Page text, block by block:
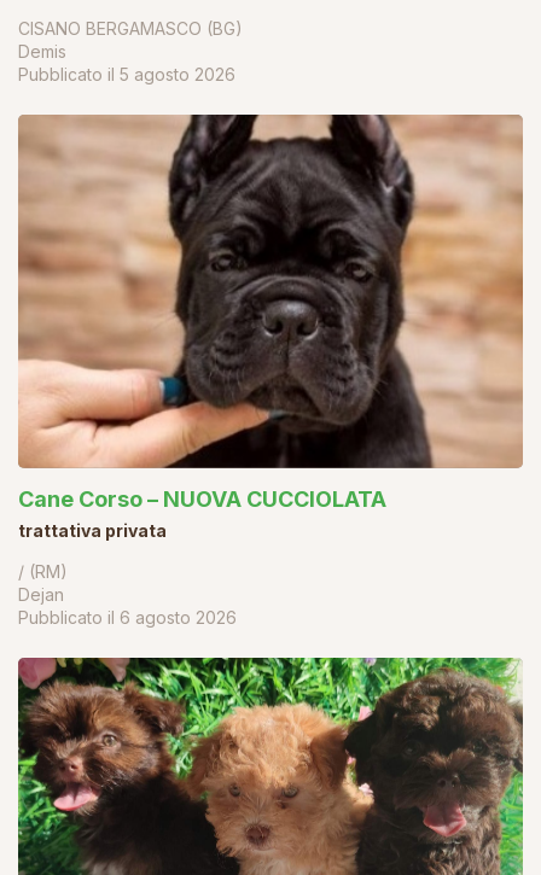
CISANO BERGAMASCO (BG)
Demis
Pubblicato il 5 agosto 2026
Cane Corso – NUOVA CUCCIOLATA
trattativa privata
/ (RM)
Dejan
Pubblicato il 6 agosto 2026